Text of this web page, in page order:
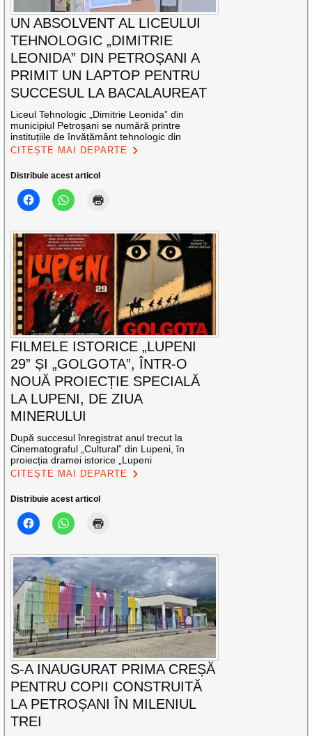
UN ABSOLVENT AL LICEULUI
TEHNOLOGIC „DIMITRIE
LEONIDA” DIN PETROȘANI A
PRIMIT UN LAPTOP PENTRU
SUCCESUL LA BACALAUREAT
Liceul Tehnologic „Dimitrie Leonida” din
municipiul Petroșani se numără printre
instituțiile de învățământ tehnologic din
CITEȘTE MAI DEPARTE
Distribuie acest articol
FILMELE ISTORICE „LUPENI
29” ȘI „GOLGOTA”, ÎNTR-O
NOUĂ PROIECȚIE SPECIALĂ
LA LUPENI, DE ZIUA
MINERULUI
După succesul înregistrat anul trecut la
Cinematograful „Cultural” din Lupeni, în
proiecția dramei istorice „Lupeni
CITEȘTE MAI DEPARTE
Distribuie acest articol
S-A INAUGURAT PRIMA CREȘĂ
PENTRU COPII CONSTRUITĂ
LA PETROȘANI ÎN MILENIUL
TREI